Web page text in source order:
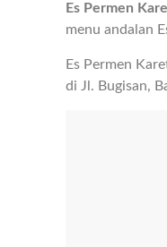
Es Permen
menu andalan
Es Permen
di Jl. Bugisan,